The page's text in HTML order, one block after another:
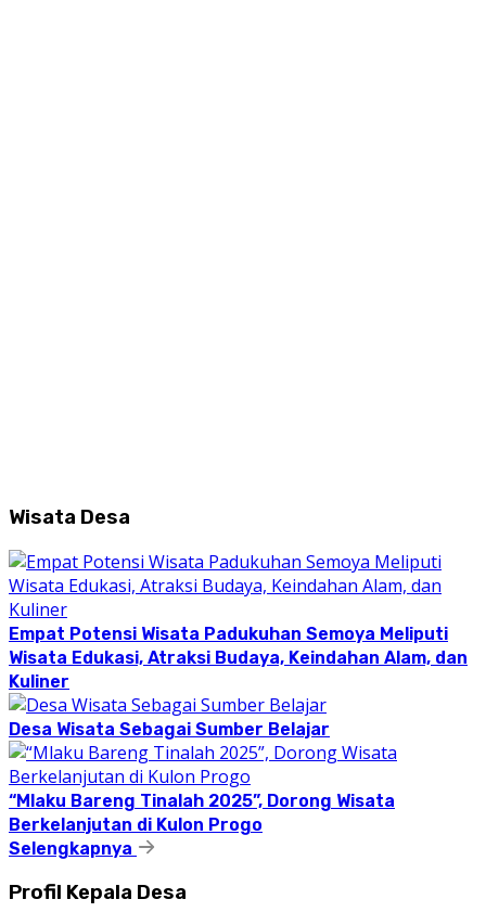
Wisata Desa
Empat Potensi Wisata Padukuhan Semoya Meliputi
Wisata Edukasi, Atraksi Budaya, Keindahan Alam, dan
Kuliner
Desa Wisata Sebagai Sumber Belajar
“Mlaku Bareng Tinalah 2025”, Dorong Wisata
Berkelanjutan di Kulon Progo
Selengkapnya
Profil Kepala Desa